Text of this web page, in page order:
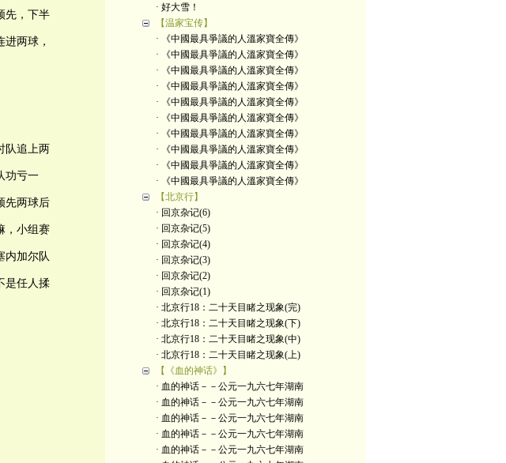
先，下半
两球，
队追上两
功亏一
先两球后
，小组赛
内加尔队
是任人揉
· 好大雪！
【温家宝传】
· 《中國最具爭議的人溫家寶全傳》
· 《中國最具爭議的人溫家寶全傳》
· 《中國最具爭議的人溫家寶全傳》
· 《中國最具爭議的人溫家寶全傳》
· 《中國最具爭議的人溫家寶全傳》
· 《中國最具爭議的人溫家寶全傳》
· 《中國最具爭議的人溫家寶全傳》
· 《中國最具爭議的人溫家寶全傳》
· 《中國最具爭議的人溫家寶全傳》
· 《中國最具爭議的人溫家寶全傳》
【北京行】
· 回京杂记(6)
· 回京杂记(5)
· 回京杂记(4)
· 回京杂记(3)
· 回京杂记(2)
· 回京杂记(1)
· 北京行18：二十天目睹之现象(完)
· 北京行18：二十天目睹之现象(下)
· 北京行18：二十天目睹之现象(中)
· 北京行18：二十天目睹之现象(上)
【《血的神话》】
· 血的神话－－公元一九六七年湖南
· 血的神话－－公元一九六七年湖南
· 血的神话－－公元一九六七年湖南
· 血的神话－－公元一九六七年湖南
· 血的神话－－公元一九六七年湖南